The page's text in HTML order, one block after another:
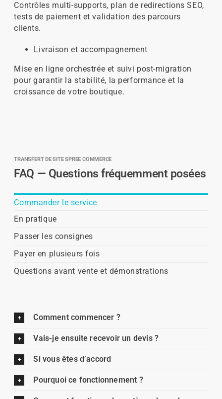
Contrôles multi-supports, plan de redirections SEO,
tests de paiement et validation des parcours
clients.
Livraison et accompagnement
Mise en ligne orchestrée et suivi post-migration
pour garantir la stabilité, la performance et la
croissance de votre boutique.
TRANSFERT DE SITE SPREE COMMERCE
FAQ — Questions fréquemment posées
Commander le service
En pratique
Passer les consignes
Payer en plusieurs fois
Questions avant vente et démonstrations
Comment commencer ?
Vais-je ensuite recevoir un devis ?
Si vous êtes d’accord
Pourquoi ce fonctionnement ?